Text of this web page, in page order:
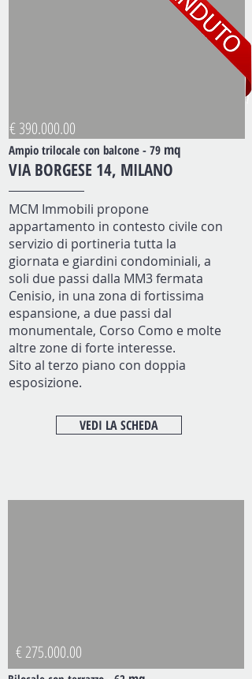
€390.000.00
Ampio trilocale con balcone - 79 mq
VIA BORGESE 14, MILANO
MCM Immobili propone
appartamento in contesto civile con
servizio di portineria tutta la
giornata e giardini condominiali, a
soli due passi dalla MM3 fermata
Cenisio, in una zona di fortissima
espansione, a due passi dal
monumentale, Corso Como e molte
altre zone di forte interesse.
Sito al terzo piano con doppia
esposizione.
VEDI LA SCHEDA
€275.000.00